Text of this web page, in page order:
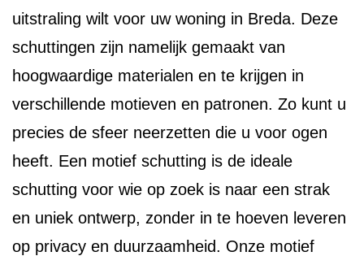
uitstraling wilt voor uw woning in Breda. Deze
schuttingen zijn namelijk gemaakt van
hoogwaardige materialen en te krijgen in
verschillende motieven en patronen. Zo kunt u
precies de sfeer neerzetten die u voor ogen
heeft. Een motief schutting is de ideale
schutting voor wie op zoek is naar een strak
en uniek ontwerp, zonder in te hoeven leveren
op privacy en duurzaamheid. Onze motief